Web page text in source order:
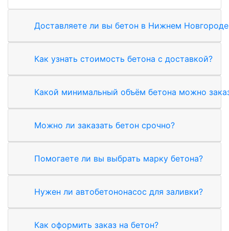
Доставляете ли вы бетон в Нижнем
Как узнать стоимость бетона с доставкой?
Какой минимальный объём бетона можно
Можно ли заказать бетон срочно?
Помогаете ли вы выбрать марку бетона?
Нужен ли автобетононасос для заливки?
Как оформить заказ на бетон?